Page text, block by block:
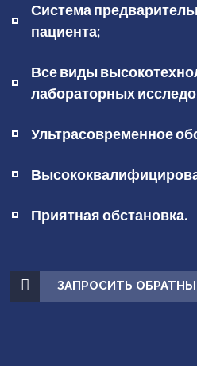
Система
пациента;
Все виды
лабораторных
Ультрасовременное
Приятная обстановка.
ЗАПРОСИТЬ